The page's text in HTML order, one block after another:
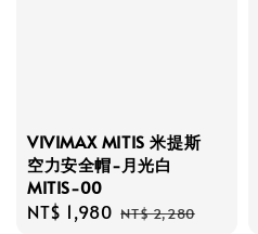
VIVIMAX MITIS 米提斯
空力安全帽-月光白
MITIS-00
Sale
NT$ 1,980 Regular
NT$ 2,280